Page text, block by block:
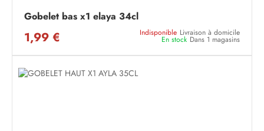
Gobelet bas x1 elaya 34cl
1,99 € Indisponible Livraison à domicile
En stock Dans 1 magasins